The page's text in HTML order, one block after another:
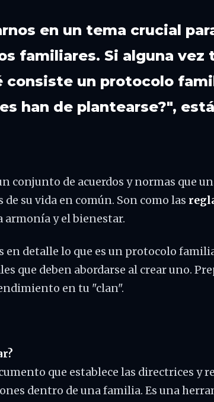
en un tema crucial
familiares. Si alguna vez
consiste un protocolo
han de plantearse?",
conjunto de acuerdos y normas que
su vida en común. Son como las
armonía y el bienestar.
en detalle lo que es un protocolo
que deben abordarse al crear uno.
en tu "clan".
que establece las directrices y
dentro de una familia. Es una